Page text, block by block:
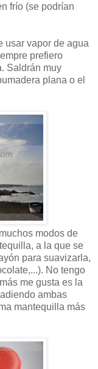
frío (se podrían
usar vapor de agua
prefiero
Saldrán muy
plana o el
modos de
a la que se
para suavizarla,
No tengo
me gusta es la
ambas
mantequilla más